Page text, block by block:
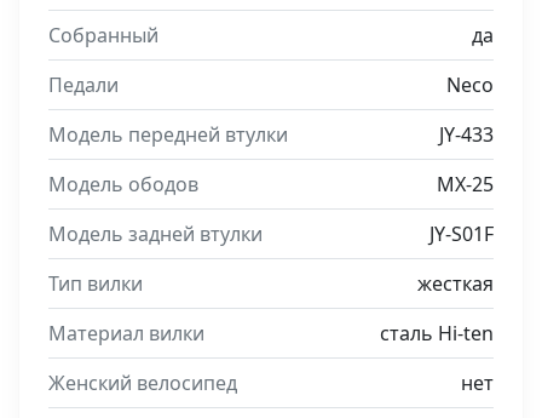
Собранный
да
Педали
Neco
Модель передней втулки
JY-433
Модель ободов
MX-25
Модель задней втулки
JY-S01F
Тип вилки
жесткая
Материал вилки
сталь Hi-ten
Женский велосипед
нет